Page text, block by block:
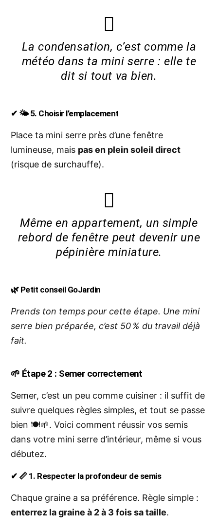
La condensation, c’est comme la
météo dans ta mini serre : elle te
dit si tout va bien.
✔ 🌤️ 5. Choisir l’emplacement
Place ta mini serre près d’une fenêtre
lumineuse, mais pas en plein soleil direct
(risque de surchauffe).
Même en appartement, un simple
rebord de fenêtre peut devenir une
pépinière miniature.
🌿 Petit conseil GoJardin
Prends ton temps pour cette étape. Une mini
serre bien préparée, c’est 50 % du travail déjà
fait.
🌱 Étape 2 : Semer correctement
Semer, c’est un peu comme cuisiner : il suffit de
suivre quelques règles simples, et tout se passe
bien 🍽️🌱. Voici comment réussir vos semis
dans votre mini serre d’intérieur, même si vous
débutez.
✔ 📏 1. Respecter la profondeur de semis
Chaque graine a sa préférence. Règle simple :
enterrez la graine à 2 à 3 fois sa taille.